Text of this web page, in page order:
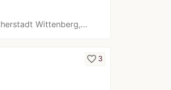
Wittenberg,…
favorite_border 3